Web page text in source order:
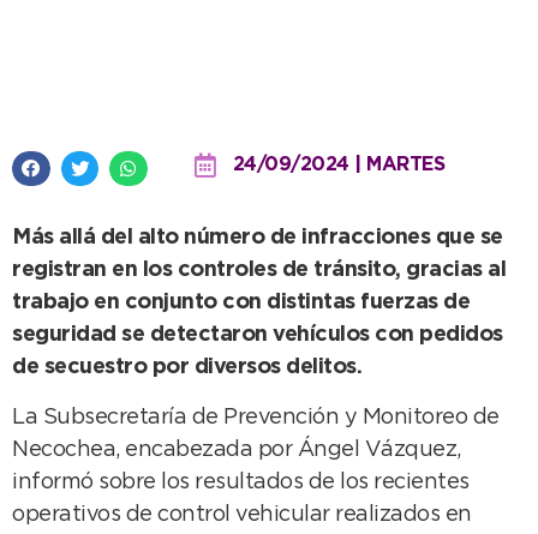
24/09/2024 | MARTES
Más allá del alto número de infracciones que se
registran en los controles de tránsito, gracias al
trabajo en conjunto con distintas fuerzas de
seguridad se detectaron vehículos con pedidos
de secuestro por diversos delitos.
La Subsecretaría de Prevención y Monitoreo de
Necochea, encabezada por Ángel Vázquez,
informó sobre los resultados de los recientes
operativos de control vehicular realizados en